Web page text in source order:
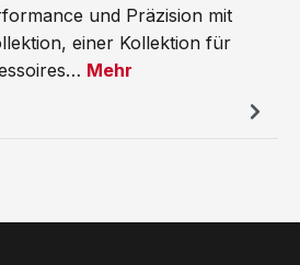
und Präzision mit
einer Kollektion für
Mehr